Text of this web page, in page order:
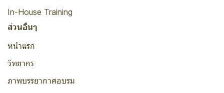
In-House Training
ส่วนอื่นๆ
หน้าแรก
วิทยากร
ภาพบรรยากาศอบรม